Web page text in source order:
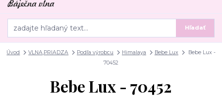
Hľadať
Úvod VLNA,PRIADZA Podľa výrobcu Himalaya Bebe Lux
Bebe Lux -
70452
Bebe Lux - 70452